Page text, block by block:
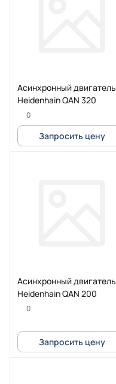
Асинхронный двигатель
Heidenhain QAN 320
0
Запросить цену
Асинхронный двигатель
Heidenhain QAN 200
0
Запросить цену